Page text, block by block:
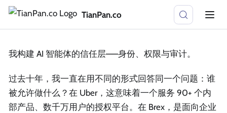
TianPan.co
我构建 AI 智能体的信任层——身份、权限与审计。
过去十年，我一直在用不同的形式回答同一个问题：谁
被允许做什么？在 Uber，这意味着一个服务 90+ 个内
部产品、数千万用户的授权平台。在 Brex，是面向企业